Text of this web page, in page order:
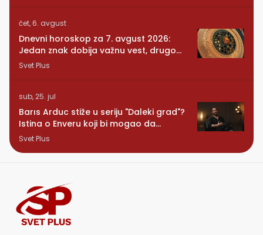
čet, 6. avgust
Dnevni horoskop za 7. avgust 2026:
Jedan znak dobija važnu vest, drugom
se vraća osoba iz prošlosti
Svet Plus
sub, 25. jul
Barıs Arduc stiže u seriju "Daleki grad"?
Istina o Enveru koji bi mogao da
promeni sve
Svet Plus